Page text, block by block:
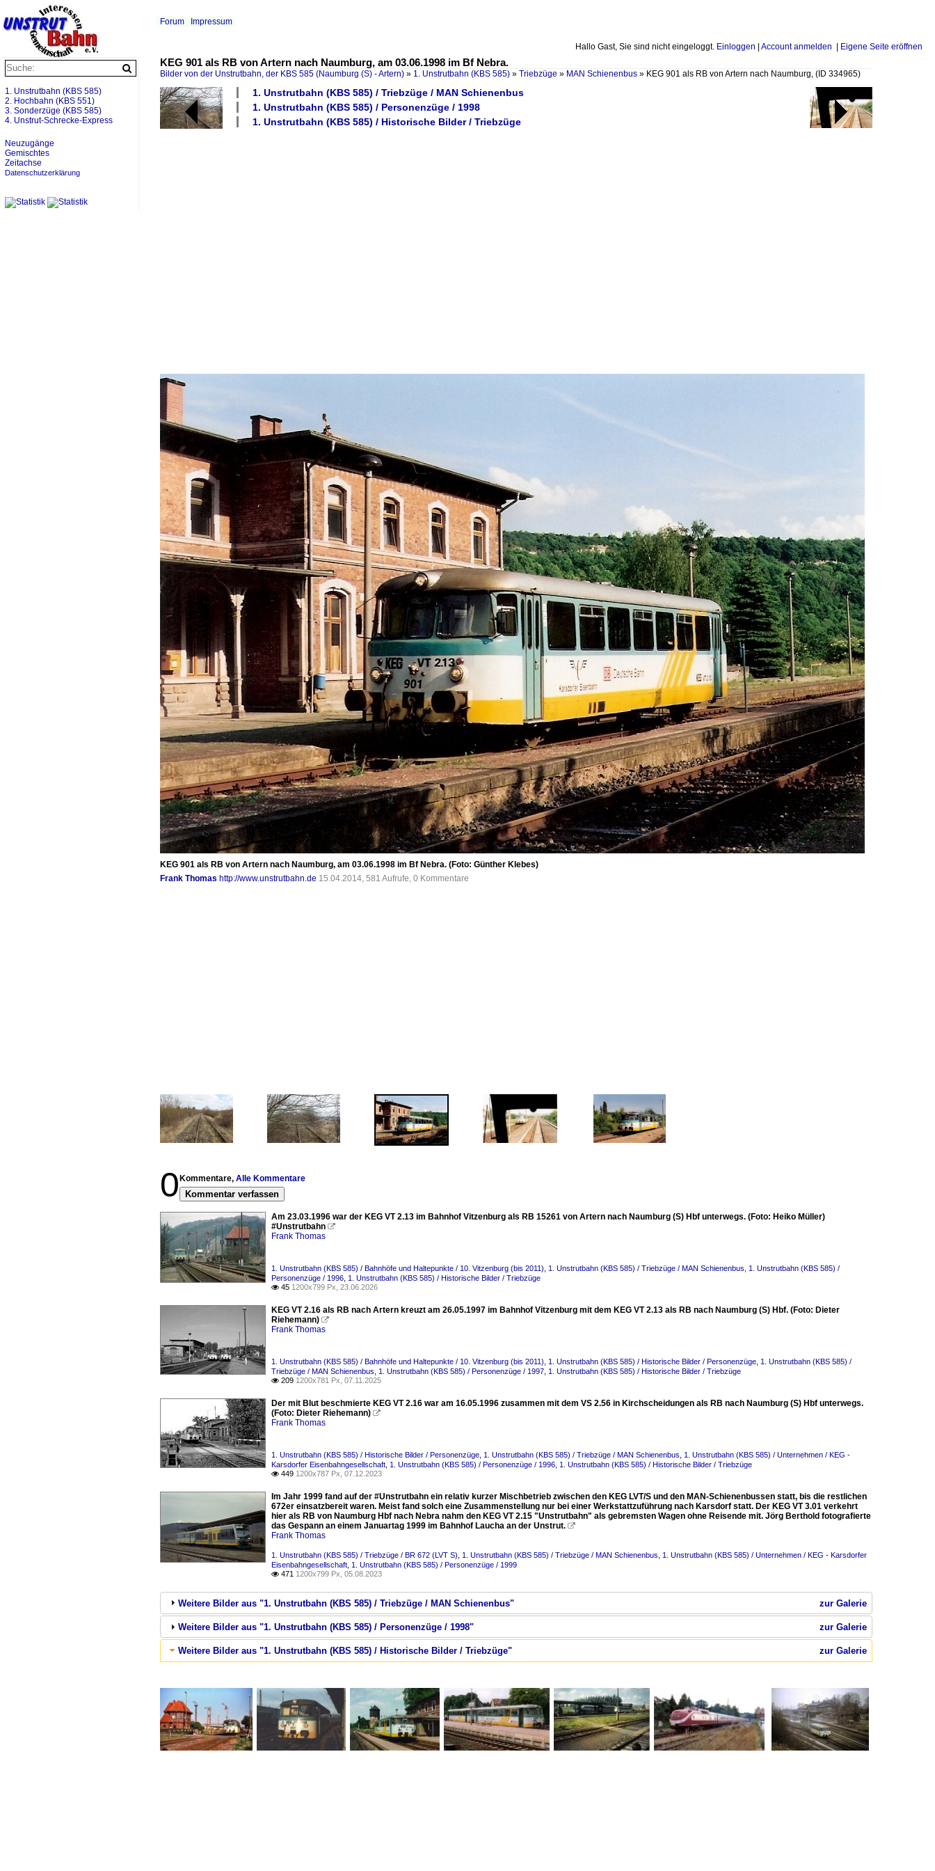
Hallo Gast, Sie sind nicht eingeloggt. Einloggen Account anmelden Eigene Seite eröffnen
Forum Impressum
KEG 901 als RB von Artern nach Naumburg, am 03.06.1998 im Bf Nebra.
Bilder von der Unstrutbahn, der KBS 585 (Naumburg (S) - Artern) » 1. Unstrutbahn (KBS 585) » Triebzüge » MAN Schienenbus » KEG 901 als RB von Artern nach Naumburg, (ID 334965)
1. Unstrutbahn (KBS 585) / Triebzüge / MAN Schienenbus
1. Unstrutbahn (KBS 585) / Personenzüge / 1998
1. Unstrutbahn (KBS 585) / Historische Bilder / Triebzüge
KEG 901 als RB von Artern nach Naumburg, am 03.06.1998 im Bf Nebra. (Foto: Günther Klebes)
Frank Thomas http://www.unstrutbahn.de 15.04.2014, 581 Aufrufe, 0 Kommentare
0 Kommentare, Alle Kommentare
Kommentar verfassen
Am 23.03.1996 war der KEG VT 2.13 im Bahnhof Vitzenburg als RB 15261 von Artern nach Naumburg (S) Hbf unterwegs. (Foto: Heiko Müller)
#Unstrutbahn 
Frank Thomas
1. Unstrutbahn (KBS 585) / Bahnhöfe und Haltepunkte / 10. Vitzenburg (bis 2011) 1. Unstrutbahn (KBS 585) / Triebzüge / MAN Schienenbus
1. Unstrutbahn (KBS 585) /
Personenzüge / 1996 1. Unstrutbahn (KBS 585) / Historische Bilder / Triebzüge
 45 1200x799 Px, 23.06.2026
KEG VT 2.16 als RB nach Artern kreuzt am 26.05.1997 im Bahnhof Vitzenburg mit dem KEG VT 2.13 als RB nach Naumburg (S) Hbf. (Foto: Dieter
Riehemann) 
Frank Thomas
1. Unstrutbahn (KBS 585) / Bahnhöfe und Haltepunkte / 10. Vitzenburg (bis 2011) 1. Unstrutbahn (KBS 585) / Historische Bilder / Personenzüge 1. Unstrutbahn (KBS 585) /
Triebzüge / MAN Schienenbus
1. Unstrutbahn (KBS 585) / Personenzüge / 1997 1. Unstrutbahn (KBS 585) / Historische Bilder / Triebzüge
 209 1200x781 Px, 07.11.2025
Der mit Blut beschmierte KEG VT 2.16 war am 16.05.1996 zusammen mit dem VS 2.56 in Kirchscheidungen als RB nach Naumburg (S) Hbf unterwegs.
(Foto: Dieter Riehemann) 
Frank Thomas
1. Unstrutbahn (KBS 585) / Historische Bilder / Personenzüge 1. Unstrutbahn (KBS 585) / Triebzüge / MAN Schienenbus
1. Unstrutbahn (KBS 585) / Unternehmen / KEG -
Karsdorfer Eisenbahngesellschaft 1. Unstrutbahn (KBS 585) / Personenzüge / 1996 1. Unstrutbahn (KBS 585) / Historische Bilder / Triebzüge
 449 1200x787 Px, 07.12.2023
Im Jahr 1999 fand auf der #Unstrutbahn ein relativ kurzer Mischbetrieb zwischen den KEG LVT/S und den MAN-Schienenbussen statt, bis die restlichen
672er einsatzbereit waren. Meist fand solch eine Zusammenstellung nur bei einer Werkstattzuführung nach Karsdorf statt. Der KEG VT 3.01 verkehrt
hier als RB von Naumburg Hbf nach Nebra nahm den KEG VT 2.15 "Unstrutbahn" als gebremsten Wagen ohne Reisende mit. Jörg Berthold fotografierte
das Gespann an einem Januartag 1999 im Bahnhof Laucha an der Unstrut. 
Frank Thomas
1. Unstrutbahn (KBS 585) / Triebzüge / BR 672 (LVT S) 1. Unstrutbahn (KBS 585) / Triebzüge / MAN Schienenbus
1. Unstrutbahn (KBS 585) / Unternehmen / KEG - Karsdorfer
Eisenbahngesellschaft 1. Unstrutbahn (KBS 585) / Personenzüge / 1999
 471 1200x799 Px, 05.08.2023
zur Galerie
Weitere Bilder aus "1. Unstrutbahn (KBS 585) / Triebzüge / MAN Schienenbus"
zur Galerie
Weitere Bilder aus "1. Unstrutbahn (KBS 585) / Personenzüge / 1998"
zur Galerie
Weitere Bilder aus "1. Unstrutbahn (KBS 585) / Historische Bilder / Triebzüge"
1. Unstrutbahn (KBS 585)
2. Hochbahn (KBS 551)
3. Sonderzüge (KBS 585)
4. Unstrut-Schrecke-Express
Neuzugänge
Gemischtes
Zeitachse
Datenschutzerklärung